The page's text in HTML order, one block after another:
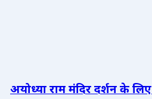
अयोध्या राम मंदिर दर्शन के